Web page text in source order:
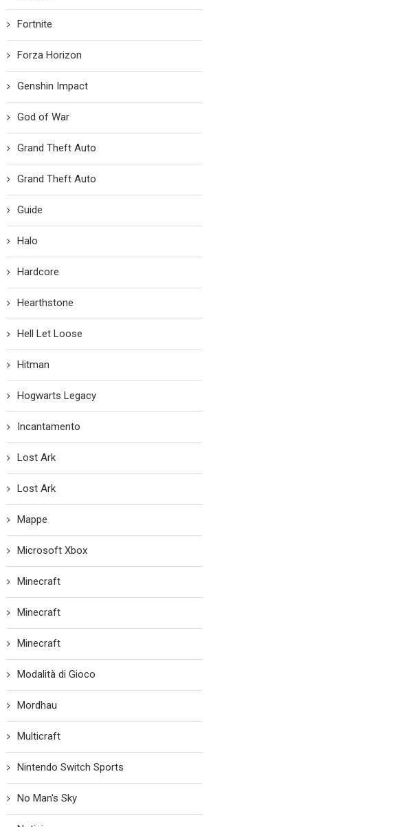
Fortnite
Forza Horizon
Genshin Impact
God of War
Grand Theft Auto
Grand Theft Auto
Guide
Halo
Hardcore
Hearthstone
Hell Let Loose
Hitman
Hogwarts Legacy
Incantamento
Lost Ark
Lost Ark
Mappe
Microsoft Xbox
Minecraft
Minecraft
Minecraft
Modalità di Gioco
Mordhau
Multicraft
Nintendo Switch Sports
No Man's Sky